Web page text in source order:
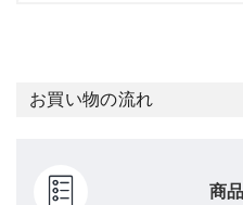
お買い物の流れ
商